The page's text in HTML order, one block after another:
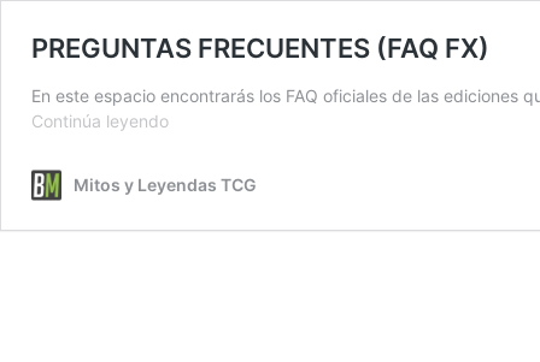
PREGUNTAS FRECUENTES (FAQ FX)
En este espacio encontrarás los FAQ oficiales de las
Continúa leyendoPREGUNTAS
FX)
Mitos y Leyendas TCG